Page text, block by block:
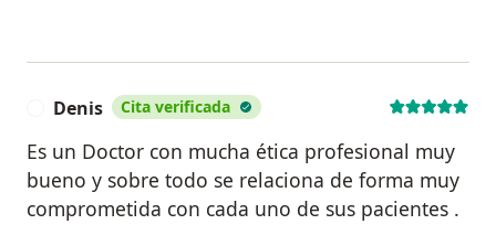
Denis Cita verificada
Es un Doctor con mucha ética profesional muy
bueno y sobre todo se relaciona de forma muy
comprometida con cada uno de sus pacientes .